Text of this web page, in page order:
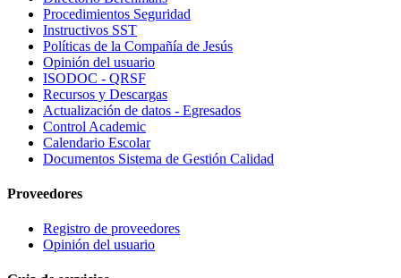
Procedimientos Seguridad
Instructivos SST
Políticas de la Compañía de Jesús
Opinión del usuario
ISODOC - QRSF
Recursos y Descargas
Actualización de datos - Egresados
Control Academic
Calendario Escolar
Documentos Sistema de Gestión Calidad
Proveedores
Registro de proveedores
Opinión del usuario